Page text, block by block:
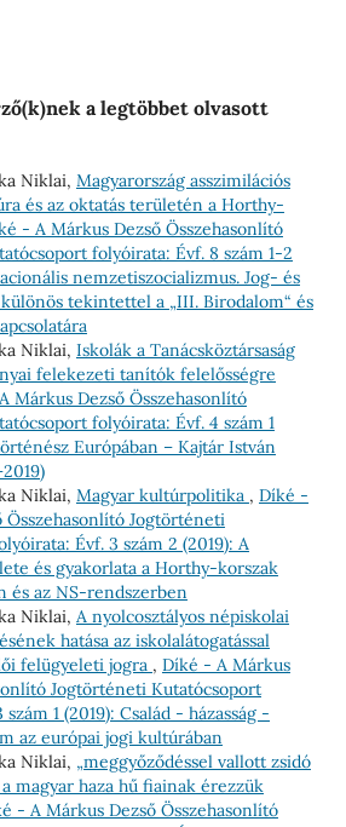
a legtöbbet olvasott
Niklai, Magyarország asszimilációs
és az oktatás területén a Horthy-
- A Márkus Dezső Összehasonlító
folyóirata: Évf. 8 szám 1-2
nemzetiszocializmus. Jog- és
tekintettel a „III. Birodalom“ és
Niklai, Iskolák a Tanácsköztársaság
felekezeti tanítók felelősségre
Márkus Dezső Összehasonlító
folyóirata: Évf. 4 szám 1
Európában – Kajtár István
Niklai, Magyar kultúrpolitika , Díké -
Összehasonlító Jogtörténeti
Évf. 3 szám 2 (2019): A
és gyakorlata a Horthy-korszak
és az NS-rendszerben
Niklai, A nyolcosztályos népiskolai
hatása az iskolalátogatással
felügyeleti jogra , Díké - A Márkus
Jogtörténeti Kutatócsoport
1 (2019): Család - házasság -
az európai jogi kultúrában
Niklai, „meggyőződéssel vallott zsidó
magyar haza hű fiainak érezzük
- A Márkus Dezső Összehasonlító